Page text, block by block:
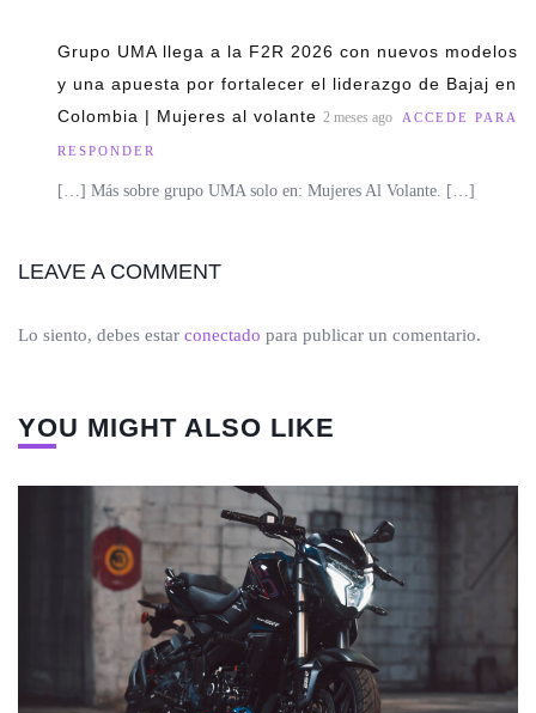
Grupo UMA llega a la F2R 2026 con nuevos modelos
y una apuesta por fortalecer el liderazgo de Bajaj en
Colombia | Mujeres al volante 2 meses ago ACCEDE PARA
RESPONDER
[…] Más sobre grupo UMA solo en: Mujeres Al Volante. […]
LEAVE A COMMENT
Lo siento, debes estar conectado para publicar un comentario.
YOU MIGHT ALSO LIKE